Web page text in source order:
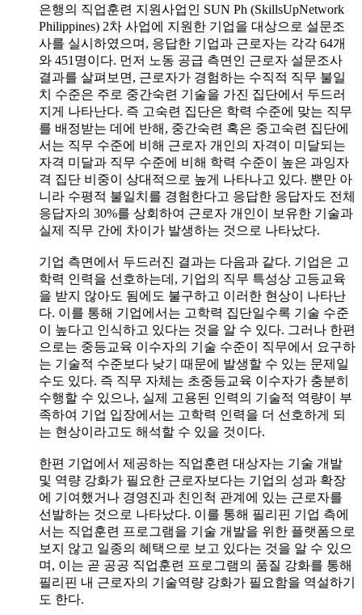
은행의 직업훈련 지원사업인 SUN Ph (SkillsUpNetwork
Philippines) 2차 사업에 지원한 기업을 대상으로 설문조
사를 실시하였으며, 응답한 기업과 근로자는 각각 64개
와 451명이다. 먼저 노동 공급 측면인 근로자 설문조사
결과를 살펴보면, 근로자가 경험하는 수직적 직무 불일
치 수준은 주로 중간숙련 기술을 가진 집단에서 두드러
지게 나타난다. 즉 고숙련 집단은 학력 수준에 맞는 직무
를 배정받는 데에 반해, 중간숙련 혹은 중고숙련 집단에
서는 직무 수준에 비해 근로자 개인의 자격이 미달되는
자격 미달과 직무 수준에 비해 학력 수준이 높은 과잉자
격 집단 비중이 상대적으로 높게 나타나고 있다. 뿐만 아
니라 수평적 불일치를 경험한다고 응답한 응답자도 전체
응답자의 30%를 상회하여 근로자 개인이 보유한 기술과
실제 직무 간에 차이가 발생하는 것으로 나타났다.
기업 측면에서 두드러진 결과는 다음과 같다. 기업은 고
학력 인력을 선호하는데, 기업의 직무 특성상 고등교육
을 받지 않아도 됨에도 불구하고 이러한 현상이 나타난
다. 이를 통해 기업에서는 고학력 집단일수록 기술 수준
이 높다고 인식하고 있다는 것을 알 수 있다. 그러나 한편
으로는 중등교육 이수자의 기술 수준이 직무에서 요구하
는 기술적 수준보다 낮기 때문에 발생할 수 있는 문제일
수도 있다. 즉 직무 자체는 초중등교육 이수자가 충분히
수행할 수 있으나, 실제 고용된 인력의 기술적 역량이 부
족하여 기업 입장에서는 고학력 인력을 더 선호하게 되
는 현상이라고도 해석할 수 있을 것이다.
한편 기업에서 제공하는 직업훈련 대상자는 기술 개발
및 역량 강화가 필요한 근로자보다는 기업의 성과 확장
에 기여했거나 경영진과 친인척 관계에 있는 근로자를
선발하는 것으로 나타났다. 이를 통해 필리핀 기업 측에
서는 직업훈련 프로그램을 기술 개발을 위한 플랫폼으로
보지 않고 일종의 혜택으로 보고 있다는 것을 알 수 있으
며, 이는 곧 공공 직업훈련 프로그램의 품질 강화를 통해
필리핀 내 근로자의 기술역량 강화가 필요함을 역설하기
도 한다.